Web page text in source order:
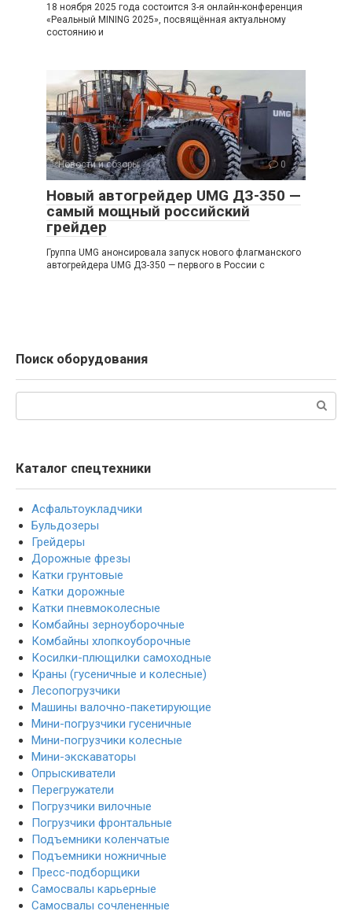
18 ноября 2025 года состоится 3-я онлайн-конференция
«Реальный MINING 2025», посвящённая актуальному
состоянию и
Новости и обзоры 0
Новый автогрейдер UMG ДЗ-350 —
самый мощный российский
грейдер
Группа UMG анонсировала запуск нового флагманского
автогрейдера UMG ДЗ-350 — первого в России с
Поиск оборудования
Каталог спецтехники
Асфальтоукладчики
Бульдозеры
Грейдеры
Дорожные фрезы
Катки грунтовые
Катки дорожные
Катки пневмоколесные
Комбайны зерноуборочные
Комбайны хлопкоуборочные
Косилки-плющилки самоходные
Краны (гусеничные и колесные)
Лесопогрузчики
Машины валочно-пакетирующие
Мини-погрузчики гусеничные
Мини-погрузчики колесные
Мини-экскаваторы
Опрыскиватели
Перегружатели
Погрузчики вилочные
Погрузчики фронтальные
Подъемники коленчатые
Подъемники ножничные
Пресс-подборщики
Самосвалы карьерные
Самосвалы сочлененные